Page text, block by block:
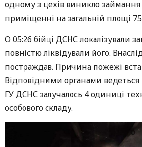
одному з цехів виникло
приміщенні на загальній площі
О 05:26 бійці ДСНС локалізували
повністю ліквідували його.
постраждав. Причина пожежі
Відповідними органами ведеться
ГУ ДСНС залучалось 4 одиниці
особового складу.